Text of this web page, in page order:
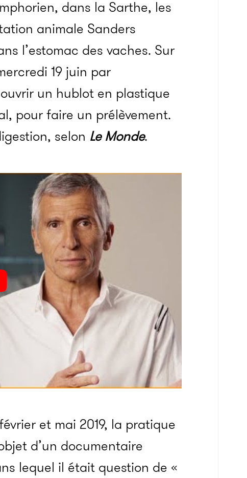
dans la Sarthe, les
animale Sanders
l’estomac des vaches. Sur
19 juin par
un hublot en plastique
pour faire un prélèvement.
selon Le Monde.
et mai 2019, la pratique
d’un documentaire
lequel il était question de «